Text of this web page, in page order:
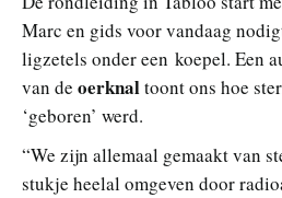
Marc en gids voor vandaag
ligzetels onder een koepel. Een
van de oerknaltoont ons hoe
‘geboren’ werd.
“We zijn allemaal gemaakt van
stukje heelal omgeven door